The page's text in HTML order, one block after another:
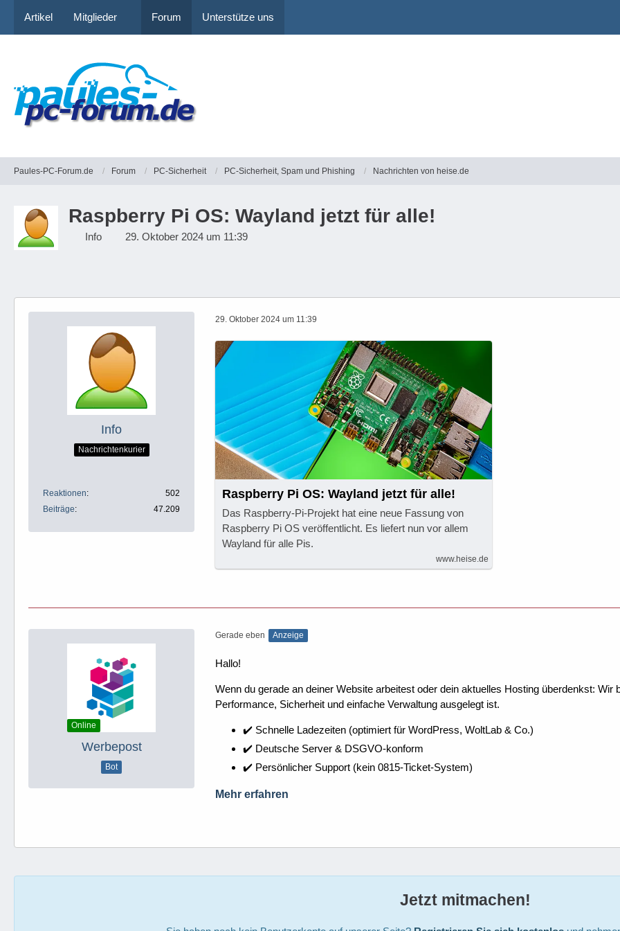
Artikel Mitglieder Forum Unterstütze uns
Paules-PC-Forum.de Forum PC-Sicherheit PC-Sicherheit, Spam und Phishing Nachrichten von heise.de
Raspberry Pi OS: Wayland jetzt für alle!
Info 29. Oktober 2024 um 11:39
Info
Nachrichtenkurier
Reaktionen
502
Beiträge
47.209
29. Oktober 2024 um 11:39
Raspberry Pi OS: Wayland jetzt für alle!
Das Raspberry-Pi-Projekt hat eine neue Fassung von
Raspberry Pi OS veröffentlicht. Es liefert nun vor allem
Wayland für alle Pis.
www.heise.de
Online
Werbepost
Bot
Gerade eben Anzeige
Hallo!
Wenn du gerade an deiner Website arbeitest oder dein aktuelles Hosting überdenkst:
Performance, Sicherheit und einfache Verwaltung ausgelegt ist.
✔️ Schnelle Ladezeiten (optimiert für WordPress, WoltLab & Co.)
✔️ Deutsche Server & DSGVO-konform
✔️ Persönlicher Support (kein 0815-Ticket-System)
Mehr erfahren
Jetzt mitmachen!